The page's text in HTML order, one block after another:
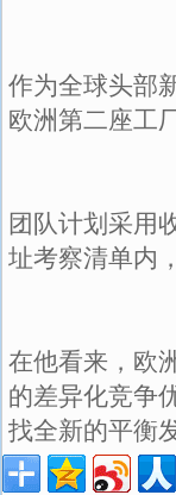
作为全球头部
欧洲第二座工
团队计划采用
址考察清单内
在他看来，欧
的差异化竞争
找全新的平衡